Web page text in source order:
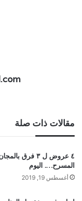
مقالات ذات صلة
٤ عروض ل ٣ فرق
المسرح…. اليوم
أغسطس 19, 2019